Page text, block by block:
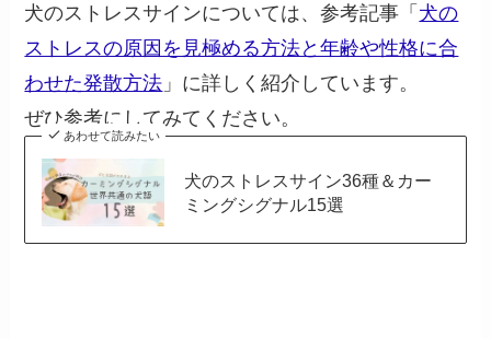
犬のストレスサインについては、参考記事「 犬の
ストレスの原因を見極める方法と年齢や性格に合
わせた発散方法 」に詳しく紹介しています。
ぜひ参考にしてみてください。
あわせて読みたい
犬のストレスサイン36種＆カー
ミングシグナル15選